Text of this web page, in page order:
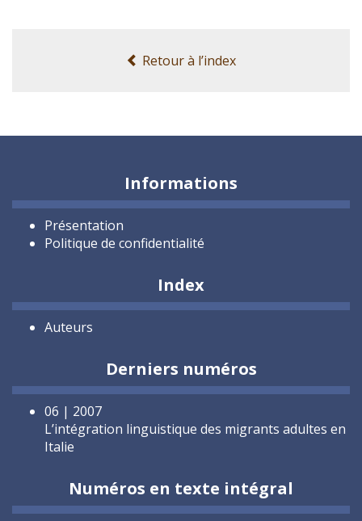
Retour à l’index
Informations
Présentation
Politique de confidentialité
Index
Auteurs
Derniers numéros
06 | 2007
L’intégration linguistique des migrants adultes en
Italie
Numéros en texte intégral